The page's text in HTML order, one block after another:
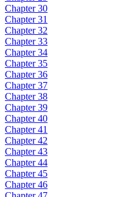
Chapter 30
Chapter 31
Chapter 32
Chapter 33
Chapter 34
Chapter 35
Chapter 36
Chapter 37
Chapter 38
Chapter 39
Chapter 40
Chapter 41
Chapter 42
Chapter 43
Chapter 44
Chapter 45
Chapter 46